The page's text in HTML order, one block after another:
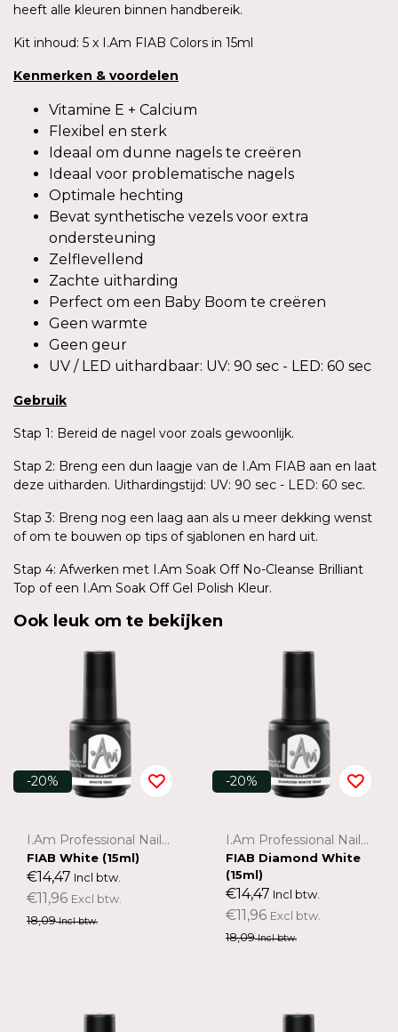
heeft alle kleuren binnen handbereik.
Kit inhoud: 5 x I.Am FIAB Colors in 15ml
Kenmerken & voordelen
Vitamine E + Calcium
Flexibel en sterk
Ideaal om dunne nagels te creëren
Ideaal voor problematische nagels
Optimale hechting
Bevat synthetische vezels voor extra
ondersteuning
Zelflevellend
Zachte uitharding
Perfect om een Baby Boom te creëren
Geen warmte
Geen geur
UV / LED uithardbaar: UV: 90 sec - LED: 60 sec
Gebruik
Stap 1: Bereid de nagel voor zoals gewoonlijk.
Stap 2: Breng een dun laagje van de I.Am FIAB aan en laat
deze uitharden. Uithardingstijd: UV: 90 sec - LED: 60 sec.
Stap 3: Breng nog een laag aan als u meer dekking wenst
of om te bouwen op tips of sjablonen en hard uit.
Stap 4: Afwerken met I.Am Soak Off No-Cleanse Brilliant
Top of een I.Am Soak Off Gel Polish Kleur.
Ook leuk om te bekijken
-20%
I.Am Professional Nail Systems
FIAB White (15ml)
€14,47 Incl btw.
€11,96 Excl btw.
18,09Incl btw.
-20%
I.Am Professional Nail Systems
FIAB Diamond White
(15ml)
€14,47 Incl btw.
€11,96 Excl btw.
18,09Incl btw.